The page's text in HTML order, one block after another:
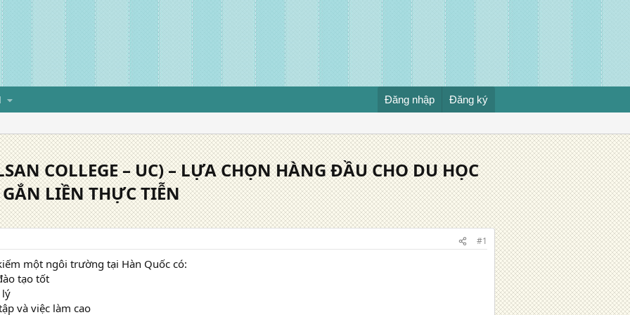
Đăng nhập Đăng ký
COLLEGE – UC) – LỰA CHỌN HÀNG ĐẦU CHO DU HỌC
LIỀN THỰC TIỄN
#1
một ngôi trường tại Hàn Quốc có:
tạo tốt
lý
và việc làm cao